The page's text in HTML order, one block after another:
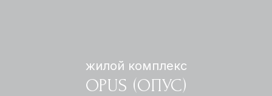
жилой комплекс
OPUS (ОПУС)